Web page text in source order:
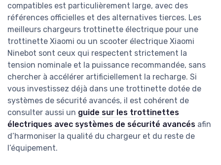
compatibles est particulièrement large, avec des
références officielles et des alternatives tierces. Les
meilleurs chargeurs trottinette électrique pour une
trottinette Xiaomi ou un scooter électrique Xiaomi
Ninebot sont ceux qui respectent strictement la
tension nominale et la puissance recommandée, sans
chercher à accélérer artificiellement la recharge. Si
vous investissez déjà dans une trottinette dotée de
systèmes de sécurité avancés, il est cohérent de
consulter aussi un guide sur les trottinettes
électriques avec systèmes de sécurité avancés afin
d’harmoniser la qualité du chargeur et du reste de
l’équipement.